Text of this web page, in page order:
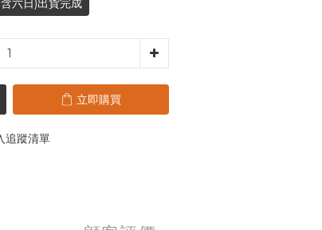
六日)出貨完成
立即購買
追蹤清單